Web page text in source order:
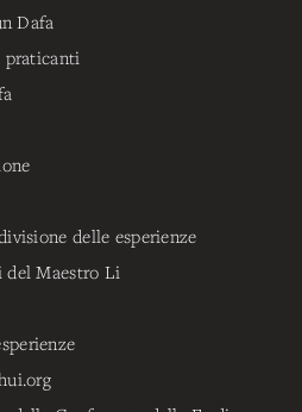
Dafa
praticanti
delle esperienze
Maestro Li